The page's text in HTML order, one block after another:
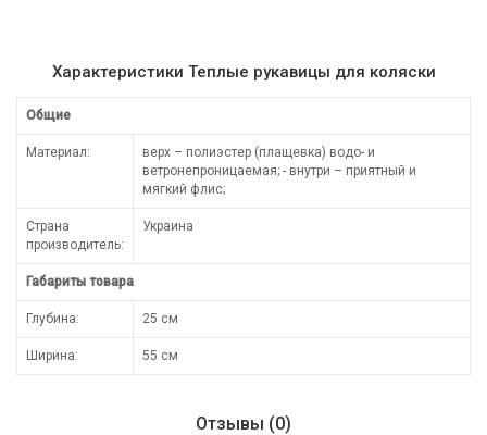
Характеристики Теплые рукавицы для коляски
Общие
Материал:
верх – полиэстер (плащевка) водо- и
ветронепроницаемая; - внутри – приятный и
мягкий флис;
Страна
производитель:
Украина
Габариты товара
Глубина: 25 см
Ширина: 55 см
Отзывы (0)